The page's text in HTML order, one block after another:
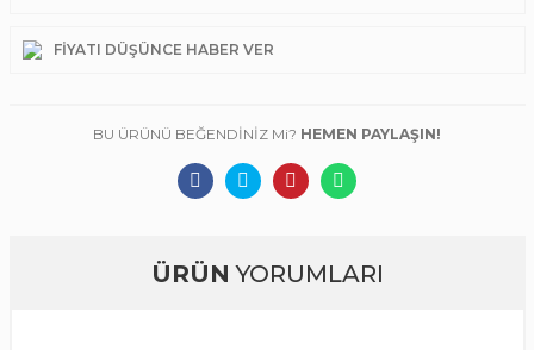
FIYATI DÜŞÜNCE HABER VER
BU ÜRÜNÜ BEĞENDİNİZ Mi? HEMEN PAYLAŞIN!
ÜRÜN YORUMLARI